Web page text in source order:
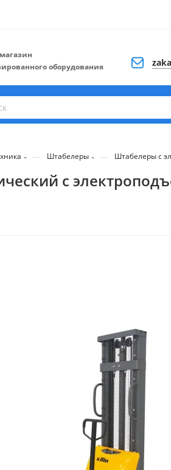
оборудования
— Штабелеры — Штабелеры с
с